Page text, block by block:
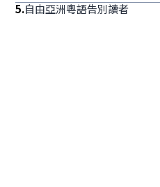
5.自由亞洲粵語告別讀者